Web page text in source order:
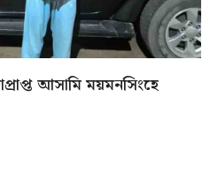
আসামি ময়মনসিংহে